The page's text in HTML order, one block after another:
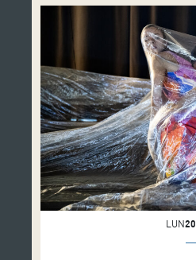
funciones de la zarzuela
LUN20